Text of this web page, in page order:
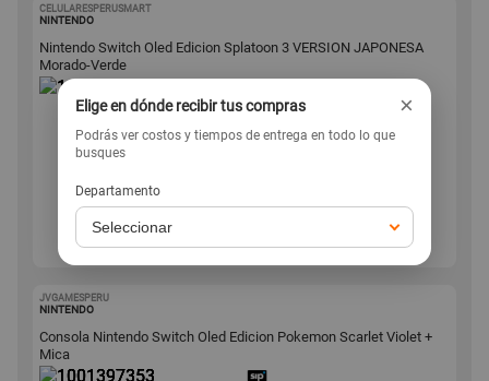
CELULARESPERUSMART
NINTENDO
Nintendo Switch Oled Edicion Splatoon 3 VERSION JAPONESA
Morado-Verde
s/1,644
s/ 1,776
JVGAMESPERU
NINTENDO
Consola Nintendo Switch Oled Edicion Pokemon Scarlet Violet +
Mica
Elige en dónde recibir tus compras ×
Podrás ver costos y tiempos de entrega en todo lo que
busques
Departamento